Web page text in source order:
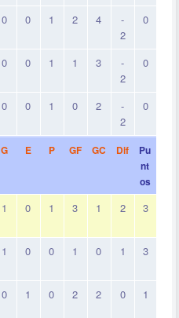
0 0 1 2 4
-
2
0
0 0 1 1 3
-
2
0
0 0 1 0 2
-
2
0
G E P GF GC Dif
Pu
nt
os
1 0 1 3 1 2 3
1 0 0 1 0 1 3
0 1 0 2 2 0 1